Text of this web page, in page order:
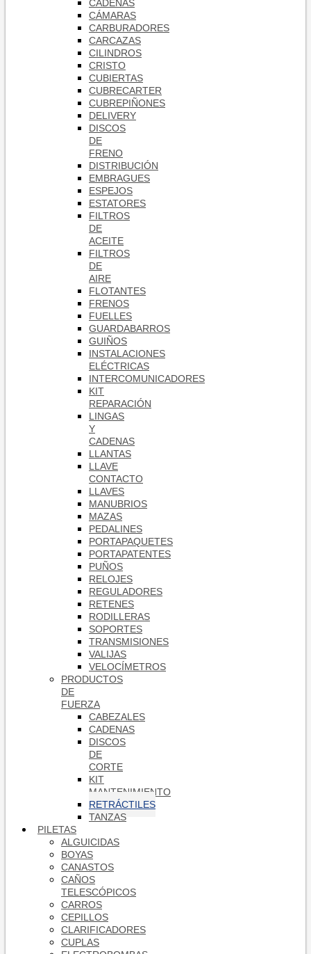
CADENAS
CÁMARAS
CARBURADORES
CARCAZAS
CILINDROS
CRISTO
CUBIERTAS
CUBRECARTER
CUBREPIÑONES
DELIVERY
DISCOS
DE
FRENO
DISTRIBUCIÓN
EMBRAGUES
ESPEJOS
ESTATORES
FILTROS
DE
ACEITE
FILTROS
DE
AIRE
FLOTANTES
FRENOS
FUELLES
GUARDABARROS
GUIÑOS
INSTALACIONES
ELÉCTRICAS
INTERCOMUNICADORES
KIT
REPARACIÓN
LINGAS
Y
CADENAS
LLANTAS
LLAVE
CONTACTO
LLAVES
MANUBRIOS
MAZAS
PEDALINES
PORTAPAQUETES
PORTAPATENTES
PUÑOS
RELOJES
REGULADORES
RETENES
RODILLERAS
SOPORTES
TRANSMISIONES
VALIJAS
VELOCÍMETROS
PRODUCTOS
DE
FUERZA
CABEZALES
CADENAS
DISCOS
DE
CORTE
KIT
MANTENIMIENTO
RETRÁCTILES
TANZAS
PILETAS
ALGUICIDAS
BOYAS
CANASTOS
CAÑOS
TELESCÓPICOS
CARROS
CEPILLOS
CLARIFICADORES
CUPLAS